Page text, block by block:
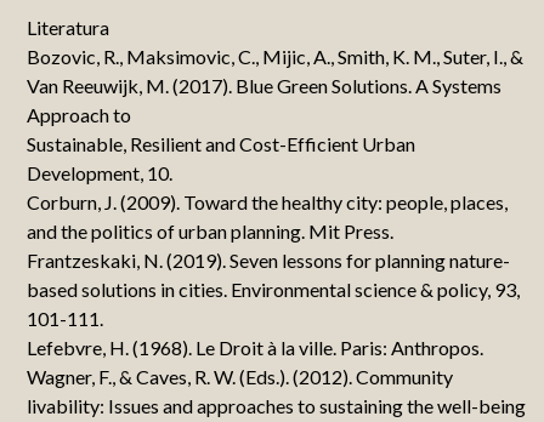
Literatura
Bozovic, R., Maksimovic, C., Mijic, A., Smith, K. M., Suter, I., &
Van Reeuwijk, M. (2017). Blue Green Solutions. A Systems
Approach to
Sustainable, Resilient and Cost-Efficient Urban
Development, 10.
Corburn, J. (2009). Toward the healthy city: people, places,
and the politics of urban planning. Mit Press.
Frantzeskaki, N. (2019). Seven lessons for planning nature-
based solutions in cities. Environmental science & policy, 93,
101-111.
Lefebvre, H. (1968). Le Droit à la ville. Paris: Anthropos.
Wagner, F., & Caves, R. W. (Eds.). (2012). Community
livability: Issues and approaches to sustaining the well-being